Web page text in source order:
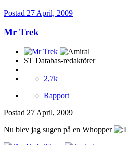
Postad 27 April, 2009
Mr Trek
ST Databas-redaktörer
2,7k
Rapport
Postad 27 April, 2009
Nu blev jag sugen på en Whopper